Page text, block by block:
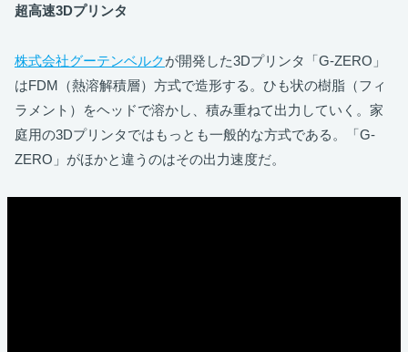
超高速3Dプリンタ
株式会社グーテンベルクが開発した3Dプリンタ「G-ZERO」
はFDM（熱溶解積層）方式で造形する。ひも状の樹脂（フィ
ラメント）をヘッドで溶かし、積み重ねて出力していく。家
庭用の3Dプリンタではもっとも一般的な方式である。「G-
ZERO」がほかと違うのはその出力速度だ。